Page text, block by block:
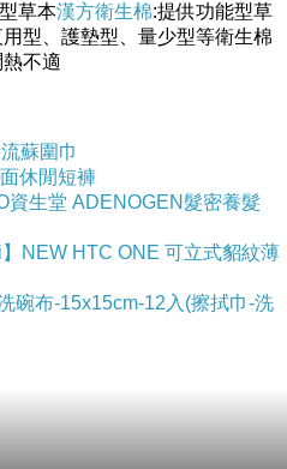
草本漢方衛生棉:提供功能型草
型、護墊型、量少型等衛生棉
不適
蘇圍巾
休閒短褲
資生堂 ADENOGEN髮密養髮
NEW HTC ONE 可立式貂紋薄
碗布-15x15cm-12入(擦拭巾-洗